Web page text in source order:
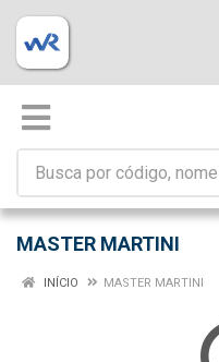
MASTER MARTINI
INÍCIO MASTER MARTINI